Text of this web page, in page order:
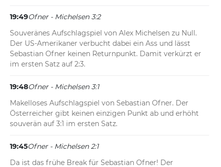
19:49Ofner - Michelsen 3:2
Souveränes Aufschlagspiel von Alex Michelsen zu Null.
Der US-Amerikaner verbucht dabei ein Ass und lässt
Sebastian Ofner keinen Returnpunkt. Damit verkürzt er
im ersten Satz auf 2:3.
19:48Ofner - Michelsen 3:1
Makelloses Aufschlagspiel von Sebastian Ofner. Der
Österreicher gibt keinen einzigen Punkt ab und erhöht
souverän auf 3:1 im ersten Satz.
19:45Ofner - Michelsen 2:1
Da ist das frühe Break für Sebastian Ofner! Der